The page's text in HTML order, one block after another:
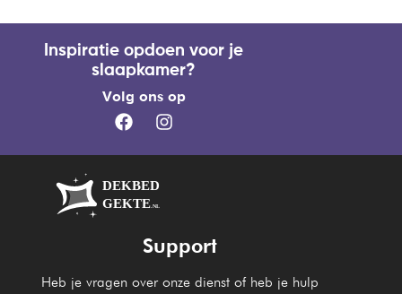
Inspiratie opdoen voor je
slaapkamer?
Volg ons op
Support
Heb je vragen over onze dienst of heb je hulp